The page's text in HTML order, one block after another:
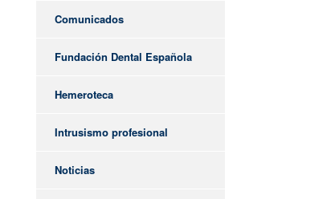
Comunicados
Fundación Dental Española
Hemeroteca
Intrusismo profesional
Noticias